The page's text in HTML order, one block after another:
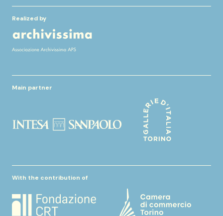
Realized by
Main partner
With the contribution of